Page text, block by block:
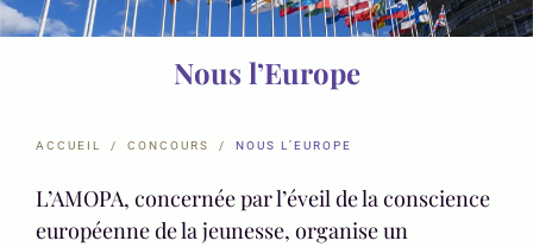
Nous l’Europe
ACCUEIL CONCOURS NOUS L’EUROPE
L’AMOPA, concernée par l’éveil de la conscience
européenne de la jeunesse, organise un